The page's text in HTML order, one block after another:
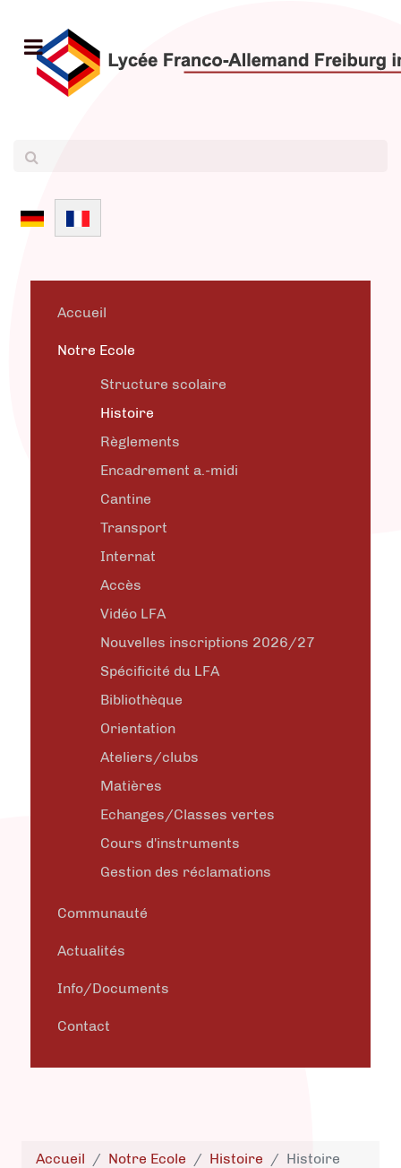
Sélectionnez votre langue
Accueil
Notre Ecole
Structure scolaire
Histoire
Règlements
Encadrement a.-midi
Cantine
Transport
Internat
Accès
Vidéo LFA
Nouvelles inscriptions 2026/27
Spécificité du LFA
Bibliothèque
Orientation
Ateliers/clubs
Matières
Echanges/Classes vertes
Cours d'instruments
Gestion des réclamations
Communauté
Actualités
Info/Documents
Contact
Accueil Notre Ecole Histoire Histoire